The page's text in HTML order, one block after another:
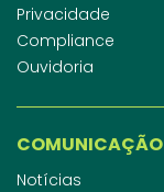
Privacidade
Compliance
Ouvidoria
COMUNICAÇÃO
Notícias